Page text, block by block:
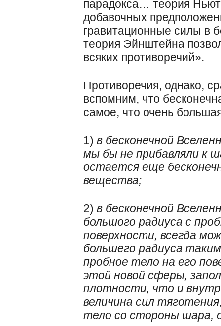
парадокса… теория
добавочных
гравитационные силы в
теория Эйнштейна
всяких противоречий».
Противоречия, однако,
вспомним, что
самое, что очень
1)в бесконечной
мы бы не прибавляли к
остается еще
вещества;
2)в бесконечной
большого радиуса с
поверхности, всегда
большего радиуса
пробное тело на его
этой новой сферы,
плотности, что и
величина сил
тело со стороны шара,